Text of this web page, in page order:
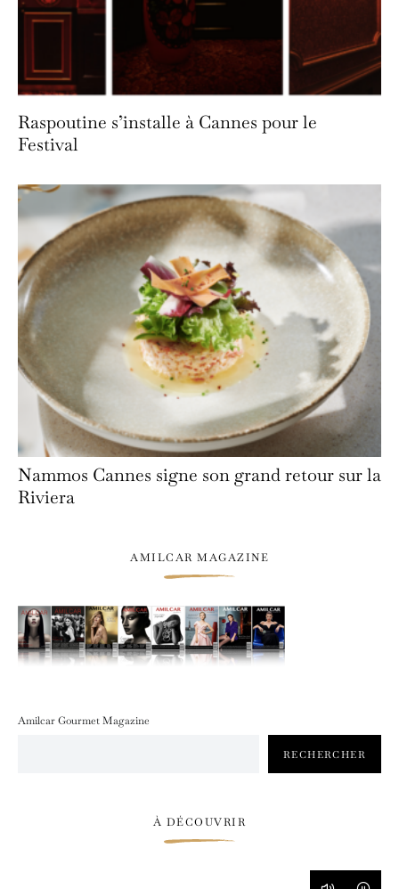
Raspoutine s’installe à Cannes pour le
Festival
Nammos Cannes signe son grand retour sur la
Riviera
AMILCAR MAGAZINE
Amilcar Gourmet Magazine
RECHERCHER
À DÉCOUVRIR